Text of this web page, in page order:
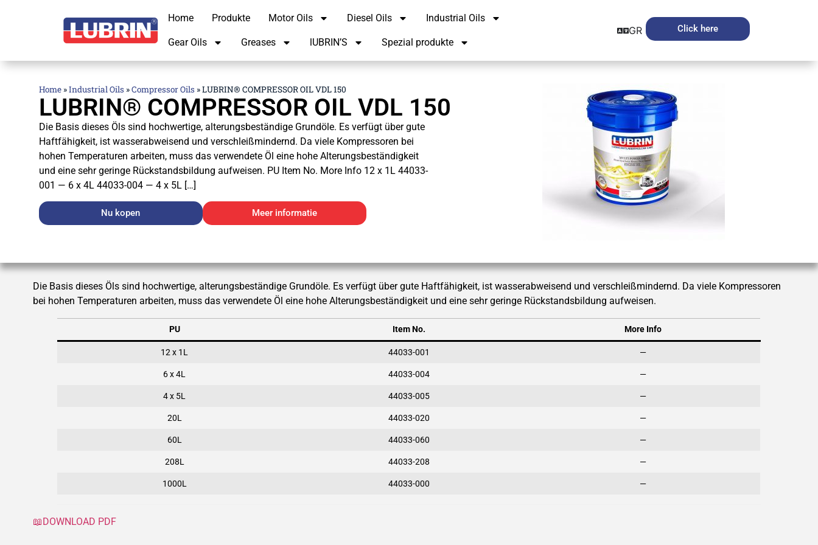
Home Produkte Motor Oils Diesel Oils Industrial Oils
Gear Oils Greases lUBRIN’S Spezial produkte
Click here
GR
Home»Industrial Oils »Compressor Oils »LUBRIN® COMPRESSOR OIL VDL 150
LUBRIN® COMPRESSOR OIL VDL 150
Die Basis dieses Öls sind hochwertige, alterungsbeständige Grundöle. Es verfügt über gute
Haftfähigkeit, ist wasserabweisend und verschleißmindernd. Da viele Kompressoren bei
hohen Temperaturen arbeiten, muss das verwendete Öl eine hohe Alterungsbeständigkeit
und eine sehr geringe Rückstandsbildung aufweisen. PU Item No. More Info 12 x 1L 44033-
001 — 6 x 4L 44033-004 — 4 x 5L […]
Nu kopen Meer informatie
Die Basis dieses Öls sind hochwertige, alterungsbeständige Grundöle. Es verfügt über gute Haftfähigkeit, ist wasserabweisend und verschleißmindernd. Da viele Kompressoren
bei hohen Temperaturen arbeiten, muss das verwendete Öl eine hohe Alterungsbeständigkeit und eine sehr geringe Rückstandsbildung aufweisen.
PU Item No. More Info
12 x 1L 44033-001 —
6 x 4L 44033-004 —
4 x 5L 44033-005 —
20L 44033-020 —
60L 44033-060 —
208L 44033-208 —
1000L 44033-000 —
📖DOWNLOAD PDF